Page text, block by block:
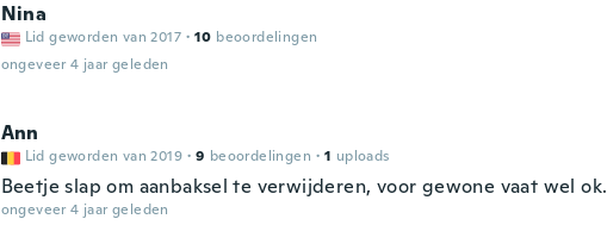
Nina
Lid geworden van 2017 · 10 beoordelingen
ongeveer 4 jaar geleden
Ann
Lid geworden van 2019 · 9 beoordelingen · 1 uploads
Beetje slap om aanbaksel te verwijderen, voor gewone vaat wel ok.
ongeveer 4 jaar geleden